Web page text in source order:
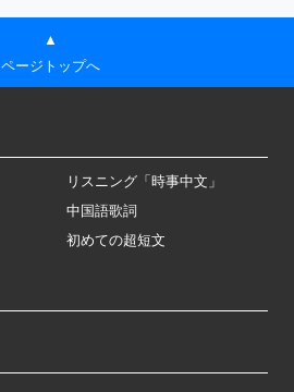
▲
ページトップへ
リスニング「時事中文」
中国語歌詞
初めての超短文